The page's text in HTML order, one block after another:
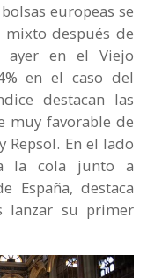
europeas se
después de
ayer en el Viejo
en el caso del
destacan las
muy favorable de
Repsol. En el lado
la cola junto a
España, destaca
lanzar su primer